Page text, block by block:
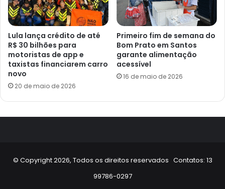
Lula lança crédito de até
R$ 30 bilhões para
motoristas de app e
taxistas financiarem carro
novo
20 de maio de 2026
Primeiro fim de semana do
Bom Prato em Santos
garante alimentação
acessível
16 de maio de 2026
© Copyright 2026, Todos os direitos reservados Contatos: 13
99786-0297